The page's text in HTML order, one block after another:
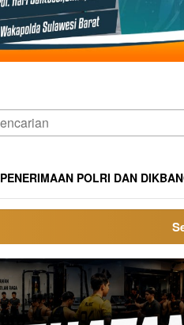
PENERIMAAN POLRI DAN